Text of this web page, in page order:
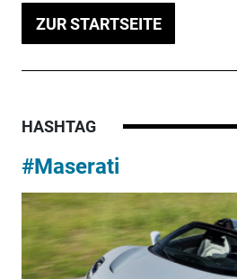
ZUR STARTSEITE
HASHTAG
#Maserati